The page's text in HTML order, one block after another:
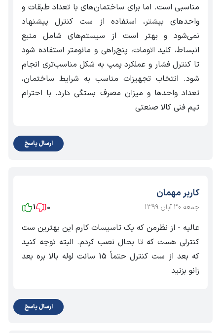
مناسبی است. اما برای ساختمان‌های با تعداد طبقات و
واحدهای بیشتر، استفاده از ست کنترل پیشنهاد
نمی‌شود و بهتر است از سیستم‌های شامل منبع
انبساط، کلید اتومات، پنج‌راهی و مانومتر استفاده شود
تا کنترل فشار و عملکرد پمپ به شکل مناسب‌تری انجام
شود. انتخاب تجهیزات مناسب به شرایط ساختمان،
تعداد واحدها و میزان مصرف بستگی دارد. با احترام
تیم فنی کالا صنعتی
ارسال پاسخ
کاربر مهمان
جمعه 30 آبان 1399 0
1
عالیه - از نظرمن که یک تاسیسات کارم این بهترین ست
کنترلی هست که تا بحال نصب کردم. البته توجه کنید
که بعد از ست کنترل حتماً 15 سانت لوله بالا بره بعد
زانو بزنید
ارسال پاسخ